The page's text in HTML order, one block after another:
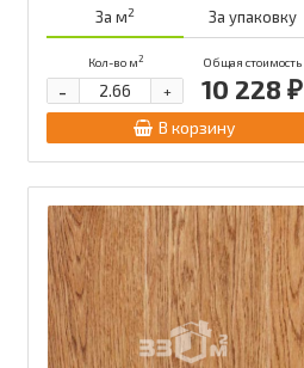
За м2 За упаковку
Кол-во м2 Общая стоимость
10 228 ₽
+
-
В корзину